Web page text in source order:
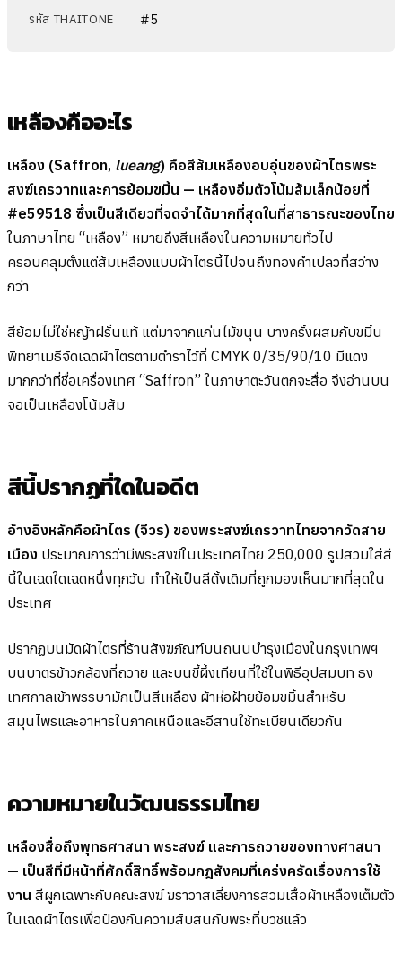
รหัส THAITONE #5
เหลืองคืออะไร
เหลือง (Saffron, lueang) คือสีส้มเหลืองอบอุ่นของผ้าไตรพระ
สงฆ์เถรวาทและการย้อมขมิ้น — เหลืองอิ่มตัวโน้มส้มเล็กน้อยที่
#e59518 ซึ่งเป็นสีเดียวที่จดจำได้มากที่สุดในที่สาธารณะของไทย
ในภาษาไทย “เหลือง” หมายถึงสีเหลืองในความหมายทั่วไป
ครอบคลุมตั้งแต่ส้มเหลืองแบบผ้าไตรนี้ไปจนถึงทองคำเปลวที่สว่าง
กว่า
สีย้อมไม่ใช่หญ้าฝรั่นแท้ แต่มาจากแก่นไม้ขนุน บางครั้งผสมกับขมิ้น
พิทยาเมธีจัดเฉดผ้าไตรตามตำราไว้ที่ CMYK 0/35/90/10 มีแดง
มากกว่าที่ชื่อเครื่องเทศ “Saffron” ในภาษาตะวันตกจะสื่อ จึงอ่านบน
จอเป็นเหลืองโน้มส้ม
สีนี้ปรากฏที่ใดในอดีต
อ้างอิงหลักคือผ้าไตร (จีวร) ของพระสงฆ์เถรวาทไทยจากวัดสาย
เมือง ประมาณการว่ามีพระสงฆ์ในประเทศไทย 250,000 รูปสวมใส่สี
นี้ในเฉดใดเฉดหนึ่งทุกวัน ทำให้เป็นสีดั้งเดิมที่ถูกมองเห็นมากที่สุดใน
ประเทศ
ปรากฏบนมัดผ้าไตรที่ร้านสังฆภัณฑ์บนถนนบำรุงเมืองในกรุงเทพฯ
บนบาตรข้าวกล้องที่ถวาย และบนขี้ผึ้งเทียนที่ใช้ในพิธีอุปสมบท ธง
เทศกาลเข้าพรรษามักเป็นสีเหลือง ผ้าห่อฝ้ายย้อมขมิ้นสำหรับ
สมุนไพรและอาหารในภาคเหนือและอีสานใช้ทะเบียนเดียวกัน
ความหมายในวัฒนธรรมไทย
เหลืองสื่อถึงพุทธศาสนา พระสงฆ์ และการถวายของทางศาสนา
— เป็นสีที่มีหน้าที่ศักดิ์สิทธิ์พร้อมกฎสังคมที่เคร่งครัดเรื่องการใช้
งาน สีผูกเฉพาะกับคณะสงฆ์ ฆราวาสเลี่ยงการสวมเสื้อผ้าเหลืองเต็มตัว
ในเฉดผ้าไตรเพื่อป้องกันความสับสนกับพระที่บวชแล้ว